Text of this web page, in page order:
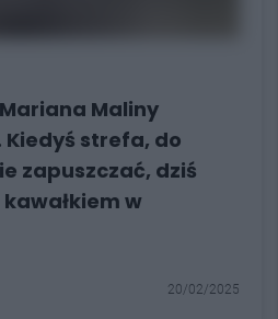
Maliny
strefa, do
zapuszczać, dziś
w
20/02/2025